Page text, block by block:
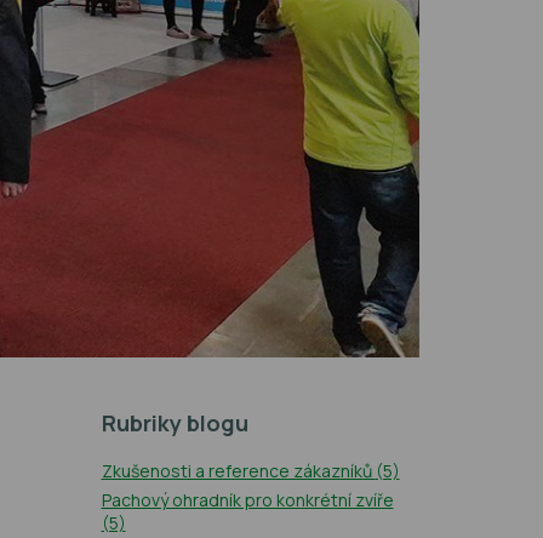
Rubriky blogu
Zkušenosti a reference zákazníků (5)
Pachový ohradník pro konkrétní zvíře
(5)